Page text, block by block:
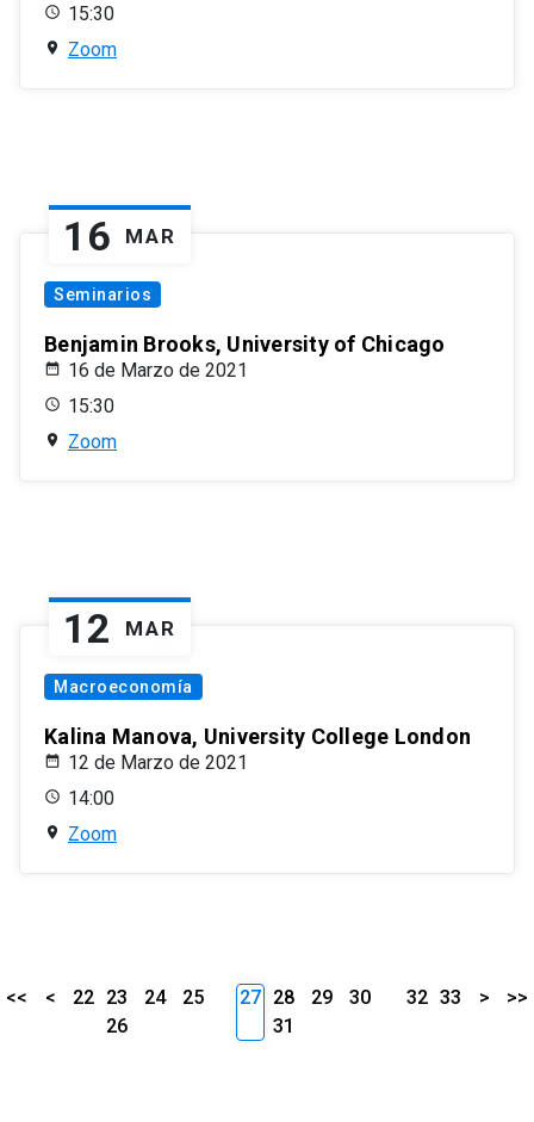
15:30
Zoom
16 MAR
Seminarios
Benjamin Brooks, University of Chicago
16 de Marzo de 2021
15:30
Zoom
12 MAR
Macroeconomía
Kalina Manova, University College London
12 de Marzo de 2021
14:00
Zoom
<< < 22 23 24
25
26
27 28 29
30
31
32 33 > >>